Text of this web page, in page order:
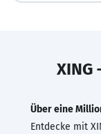
XING
Über eine
Entdecke mit